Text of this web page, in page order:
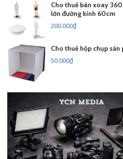
Cho thuê bàn xoay
lớn đường kính 60cm
200.000₫
Cho thuê hộp chụp
50.000₫